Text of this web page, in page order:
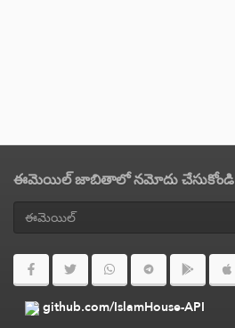
ఈమెయిల్ జాబితాలో నమోదు చేసుకోండి
github.com/IslamHouse-API